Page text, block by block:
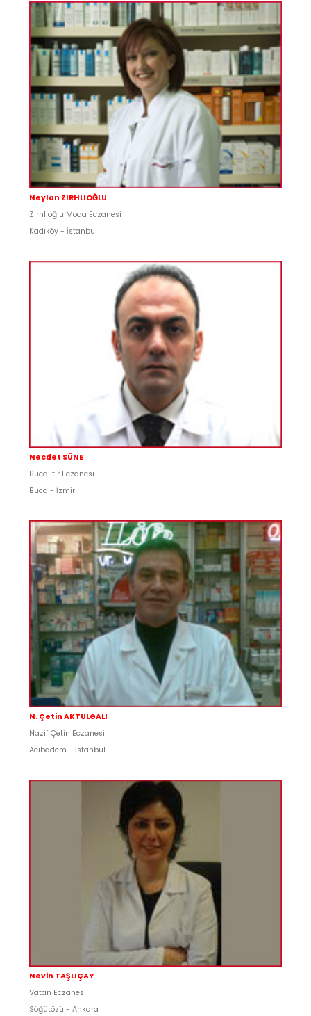
Neylan ZIRHLIOĞLU
Zırhlıoğlu Moda Eczanesi
Kadıköy - İstanbul
Necdet SÜNE
Buca Itır Eczanesi
Buca - İzmir
N. Çetin AKTULGALI
Nazif Çetin Eczanesi
Acıbadem - İstanbul
Nevin TAŞLIÇAY
Vatan Eczanesi
Söğütözü - Ankara